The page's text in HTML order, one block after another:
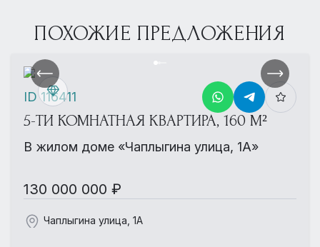
ПОХОЖИЕ ПРЕДЛОЖЕНИЯ
5-ТИ КОМНАТНАЯ КВАРТИРА, 160 М²
В жилом доме «Чаплыгина улица, 1А»
130 000 000 ₽
Чаплыгина улица, 1А
ID 116411